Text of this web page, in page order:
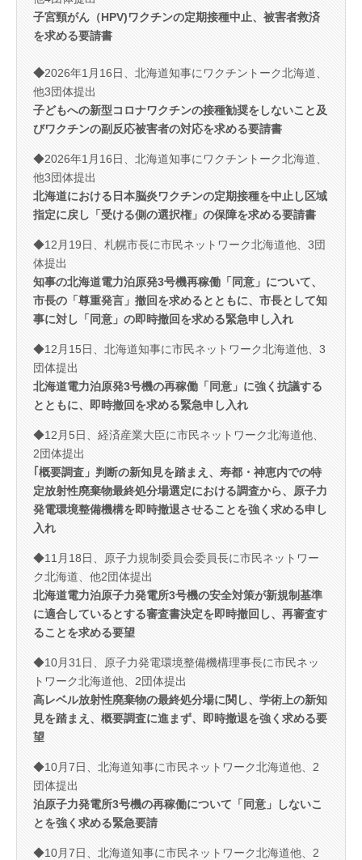
子宮頸がん（HPV)ワクチンの定期接種中止、被害者救済
を求める要請書
◆2026年1月16日、北海道知事にワクチントーク北海道、
他3団体提出
子どもへの新型コロナワクチンの接種勧奨をしないこと及
びワクチンの副反応被害者の対応を求める要請書
◆2026年1月16日、北海道知事にワクチントーク北海道、
他3団体提出
北海道における日本脳炎ワクチンの定期接種を中止し区域
指定に戻し「受ける側の選択権」の保障を求める要請書
◆12月19日、札幌市長に市民ネットワーク北海道他、3団
体提出
知事の北海道電力泊原発3号機再稼働「同意」について、
市長の「尊重発言」撤回を求めるとともに、市長として知
事に対し「同意」の即時撤回を求める緊急申し入れ
◆12月15日、北海道知事に市民ネットワーク北海道他、3
団体提出
北海道電力泊原発3号機の再稼働「同意」に強く抗議する
とともに、即時撤回を求める緊急申し入れ
◆12月5日、経済産業大臣に市民ネットワーク北海道他、
2団体提出
｢概要調査」判断の新知見を踏まえ、寿都・神恵内での特
定放射性廃棄物最終処分場選定における調査から、原子力
発電環境整備機構を即時撤退させることを強く求める申し
入れ
◆11月18日、原子力規制委員会委員長に市民ネットワー
ク北海道、他2団体提出
北海道電力泊原子力発電所3号機の安全対策が新規制基準
に適合しているとする審査書決定を即時撤回し、再審査す
ることを求める要望
◆10月31日、原子力発電環境整備機構理事長に市民ネッ
トワーク北海道他、2団体提出
高レベル放射性廃棄物の最終処分場に関し、学術上の新知
見を踏まえ、概要調査に進まず、即時撤退を強く求める要
望
◆10月7日、北海道知事に市民ネットワーク北海道他、2
団体提出
泊原子力発電所3号機の再稼働について「同意」しないこ
とを強く求める緊急要請
◆10月7日、北海道知事に市民ネットワーク北海道他、2